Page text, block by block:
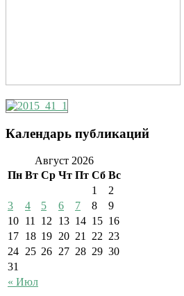
Календарь публикаций
Август 2026
Пн Вт Ср Чт Пт Сб Вс
« Июл
1
2
3
4 5 6 7 8
9
10 11 12 13 14 15 16
17 18 19 20 21 22 23
24 25 26 27 28 29 30
31